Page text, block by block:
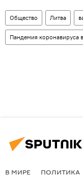
Общество Литва
Пандемия коронавируса
В МИРЕ ПОЛИТИКА